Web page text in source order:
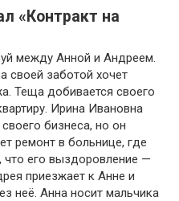
«Контракт на
между Анной и Андреем.
своей заботой хочет
Теща добивается своего
Ирина Ивановна
бизнеса, но он
ремонт в больнице, где
что его выздоровление —
приезжает к Анне и
неё. Анна носит мальчика